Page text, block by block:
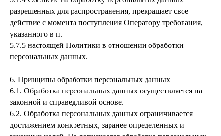
разрешенных для распространения, прекращает свое
действие с момента поступления Оператору требования,
указанного в п.
5.7.5 настоящей Политики в отношении обработки
персональных данных.
6. Принципы обработки персональных данных
6.1. Обработка персональных данных осуществляется на
законной и справедливой основе.
6.2. Обработка персональных данных ограничивается
достижением конкретных, заранее определенных и